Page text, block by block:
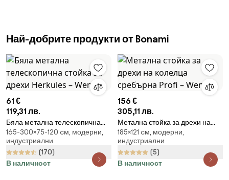
Най-добрите продукти от Bonami
61 €
119,31 лв.
Бяла метална телескопична
стойка за дрехи Herkules –
Wenko
165-300×75-120 cм, модерни,
индустриални
(170)
В наличност
156 €
305,11 лв.
Метална стойка за дрехи на
колелца сребърна Profi –
Wenko
185×121 cм, модерни,
индустриални
(5)
В наличност